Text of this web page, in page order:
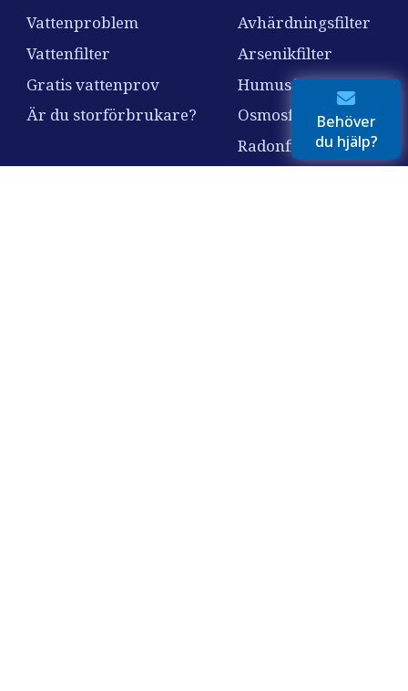
Vattenproblem
Vattenfilter
Gratis vattenprov
Är du storförbrukare?
Avhärdningsfilter
Arsenikfilter
Humusfilter
Osmosfilter
Radonfilter
Behöver
du hjälp?